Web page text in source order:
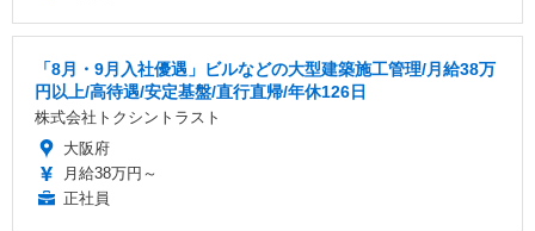
「8月・9月入社優遇」ビルなどの大型建築施工管理/月給38万
円以上/高待遇/安定基盤/直行直帰/年休126日
株式会社トクシントラスト
大阪府
月給38万円～
正社員